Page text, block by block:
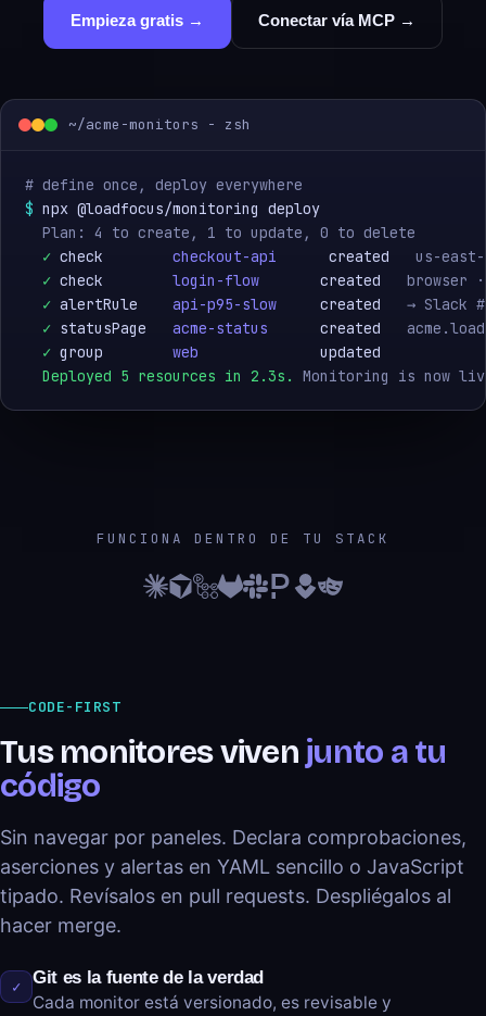
Empieza gratis → Conectar vía MCP →
~/acme-monitors - zsh
# define once, deploy everywhere
$ npx @loadfocus/monitoring deploy
Plan: 4 to create, 1 to update, 0 to delete
✓ check checkout-api
      created
us-
✓ check login-flow
       created
browser
✓ alertRule api-p95-slow
     created
→ Slack
✓ statusPage acme-status
      created
✓ group web
              updated
Deployed 5 resources in 2.3s.
Monitoring is now
FUNCIONA DENTRO DE TU STACK
CODE-FIRST
Tus monitores viven junto a tu
código
Sin navegar por paneles. Declara comprobaciones,
aserciones y alertas en YAML sencillo o JavaScript
tipado. Revísalos en pull requests. Despliégalos al
hacer merge.
✓
Git es la fuente de la verdad
Cada monitor está versionado, es revisable y